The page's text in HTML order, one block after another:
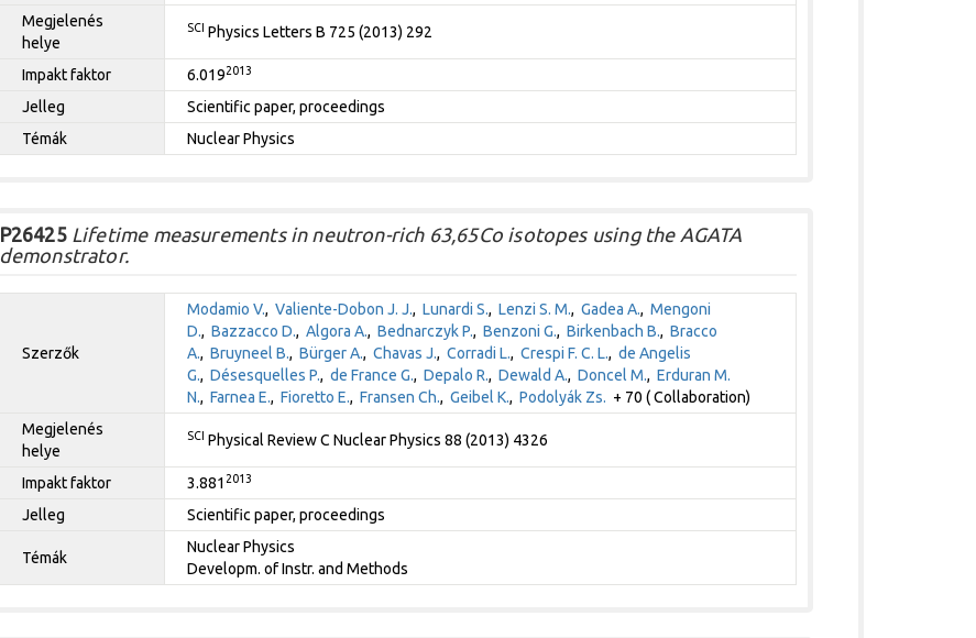
Megjelenés
helye
SCI Physics Letters B 725 (2013) 292
Impakt faktor 6.0192013
Jelleg
Scientific paper, proceedings
Témák
Nuclear Physics
P26425Lifetime measurements in neutron-rich 63,65Co isotopes using the AGATA
demonstrator.
Szerzők
Modamio V., Valiente-Dobon J. J., Lunardi S., Lenzi S. M., Gadea A., Mengoni
D., Bazzacco D., Algora A., Bednarczyk P., Benzoni G., Birkenbach B., Bracco
A., Bruyneel B., Bürger A., Chavas J., Corradi L., Crespi F. C. L., de Angelis
G., Désesquelles P., de France G., Depalo R., Dewald A., Doncel M., Erduran M.
N., Farnea E., Fioretto E., Fransen Ch., Geibel K., Podolyák Zs. + 70 ( Collaboration)
Megjelenés
helye
SCI Physical Review C Nuclear Physics 88 (2013) 4326
Impakt faktor 3.881 2013
Jelleg Scientific paper, proceedings
Témák
Nuclear Physics
Developm. of Instr. and Methods